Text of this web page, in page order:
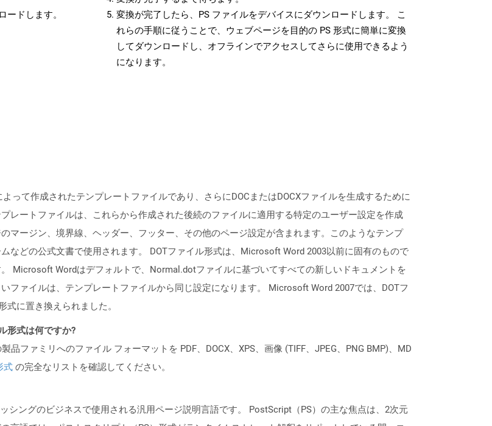
ードします。
変換が完了したら、PS ファイルをデバイスにダウンロードします。 こ
れらの手順に従うことで、ウェブページを目的の PS 形式に簡単に変換
してダウンロードし、オフラインでアクセスしてさらに使用できるよう
になります。
って作成されたテンプレートファイルであり、さらにDOCまたはDOCXファイルを生成するために
レートファイルは、これらから作成された後続のファイルに適用する特定のユーザー設定を作成
マージン、境界線、ヘッダー、フッター、その他のページ設定が含まれます。このようなテンプ
などの公式文書で使用されます。 DOTファイル形式は、Microsoft Word 2003以前に固有のもので
Microsoft Wordはデフォルトで、Normal.dotファイルに基づいてすべての新しいドキュメントを
ファイルは、テンプレートファイルから同じ設定になります。 Microsoft Word 2007では、DOTフ
式に置き換えられました。
形式は何ですか?
ファミリへのファイル フォーマットを PDF、DOCX、XPS、画像 (TIFF、JPEG、PNG BMP)、MD
式 の完全なリストを確認してください。
シングのビジネスで使用される汎用ページ説明言語です。 PostScript（PS）の主な焦点は、2次元